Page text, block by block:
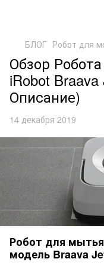
БЛОГ Робот для
Обзор
iRobot
Описание)
14 декабря 2019
Робот для
модель Braava